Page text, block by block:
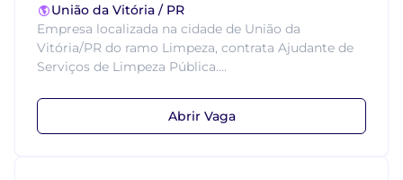
União da Vitória / PR
Empresa localizada na cidade de União da
Vitória/PR do ramo Limpeza, contrata Ajudante de
Serviços de Limpeza Pública....
Abrir Vaga